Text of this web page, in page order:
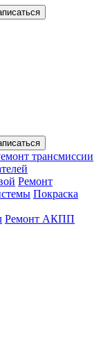
трансмиссии
Ремонт
Покраска
Ремонт АКПП